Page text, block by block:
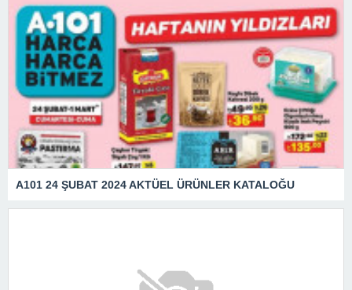
A101 24 ŞUBAT 2024 AKTÜEL ÜRÜNLER KATALOĞU